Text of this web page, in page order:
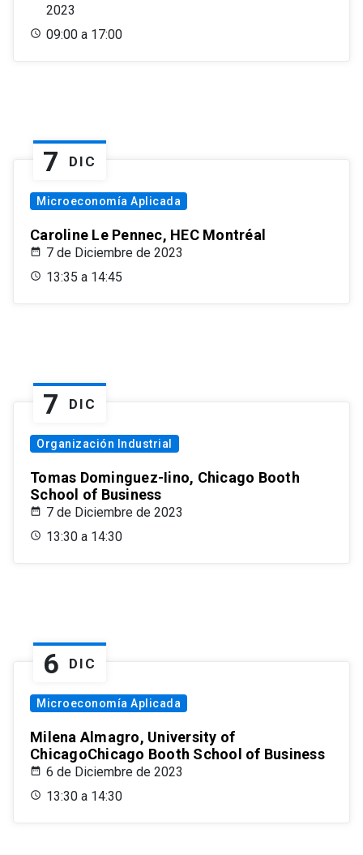
2023
09:00 a 17:00
7 DIC
Microeconomía Aplicada
Caroline Le Pennec, HEC Montréal
7 de Diciembre de 2023
13:35 a 14:45
7 DIC
Organización Industrial
Tomas Dominguez-Iino, Chicago Booth
School of Business
7 de Diciembre de 2023
13:30 a 14:30
6 DIC
Microeconomía Aplicada
Milena Almagro, University of
ChicagoChicago Booth School of Business
6 de Diciembre de 2023
13:30 a 14:30